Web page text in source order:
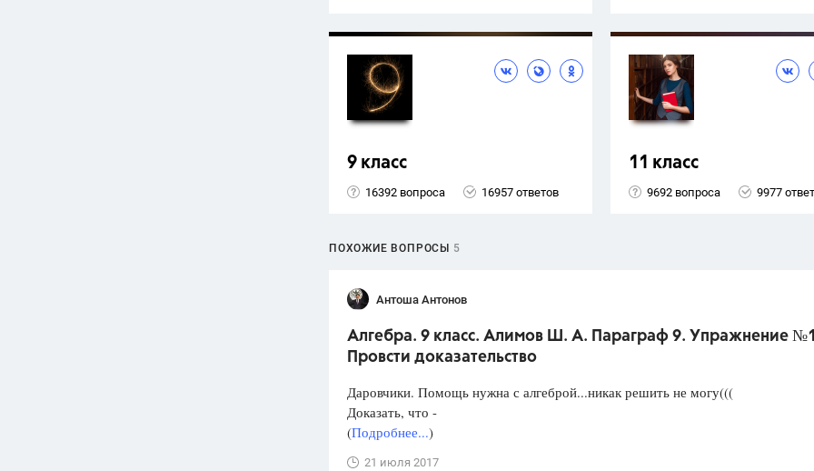
9 класс
16392 вопроса 16957 ответов
11 класс
9692 вопроса 9977
ПОХОЖИЕ ВОПРОСЫ 5
Антоша Антонов
Алгебра. 9 класс. Алимов Ш. А. Параграф 9. Упражнение
Провсти доказательство
Даровчики. Помощь нужна с алгеброй...никак решить не могу(((
Доказать, что -
(Подробнее...)
21 июля 2017